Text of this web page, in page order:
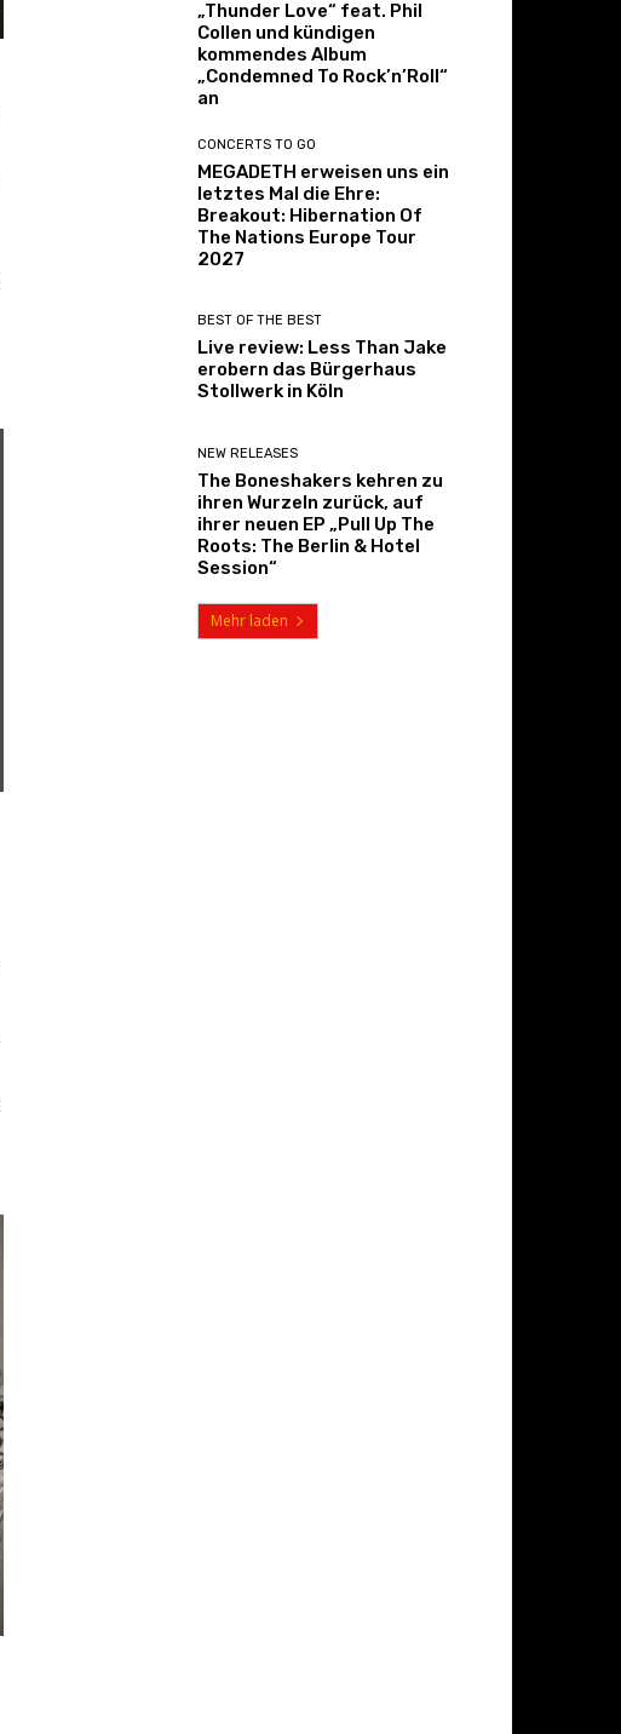
„Thunder Love“ feat. Phil
Collen und kündigen
kommendes Album
„Condemned To Rock’n’Roll“
an
CONCERTS TO GO
MEGADETH erweisen uns ein
letztes Mal die Ehre:
Breakout: Hibernation Of
The Nations Europe Tour
2027
BEST OF THE BEST
Live review: Less Than Jake
erobern das Bürgerhaus
Stollwerk in Köln
NEW RELEASES
The Boneshakers kehren zu
ihren Wurzeln zurück, auf
ihrer neuen EP „Pull Up The
Roots: The Berlin & Hotel
Session“
Mehr laden